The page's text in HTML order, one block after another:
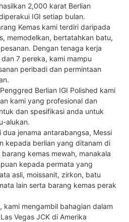
2,000 karat Berlian
IGI setiap bulan.
Kemas kami terdiri daripada
memodelkan, bertatahkan batu,
Dengan tenaga kerja
7 pereka, kami mampu
peribadi dan permintaan
Berlian IGI Polished kami
kami yang profesional dan
dan spesifikasi anda untuk
alukan.
jenama antarabangsa, Messi
kepada berlian yang ditanam di
kemas mewah, manakala
kepada permata yang
asli, moissanit, zirkon, batu
lain serta barang kemas perak
kami mengambil bahagian dalam
Vegas JCK di Amerika